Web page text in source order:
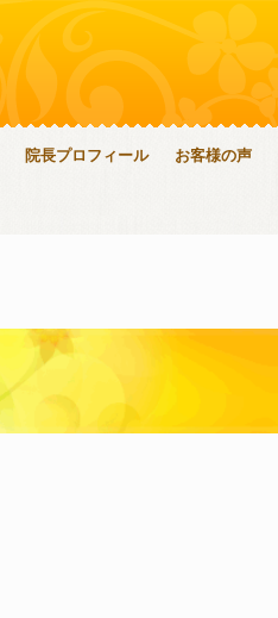
院長プロフィール お客様の声